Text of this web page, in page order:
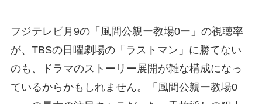
フジテレビ月9の「風間公親ー教場0ー」の視聴率
が、TBSの日曜劇場の「ラストマン」に勝てない
のも、ドラマのストーリー展開が雑な構成になっ
ているからかもしれません。「風間公親ー教場0